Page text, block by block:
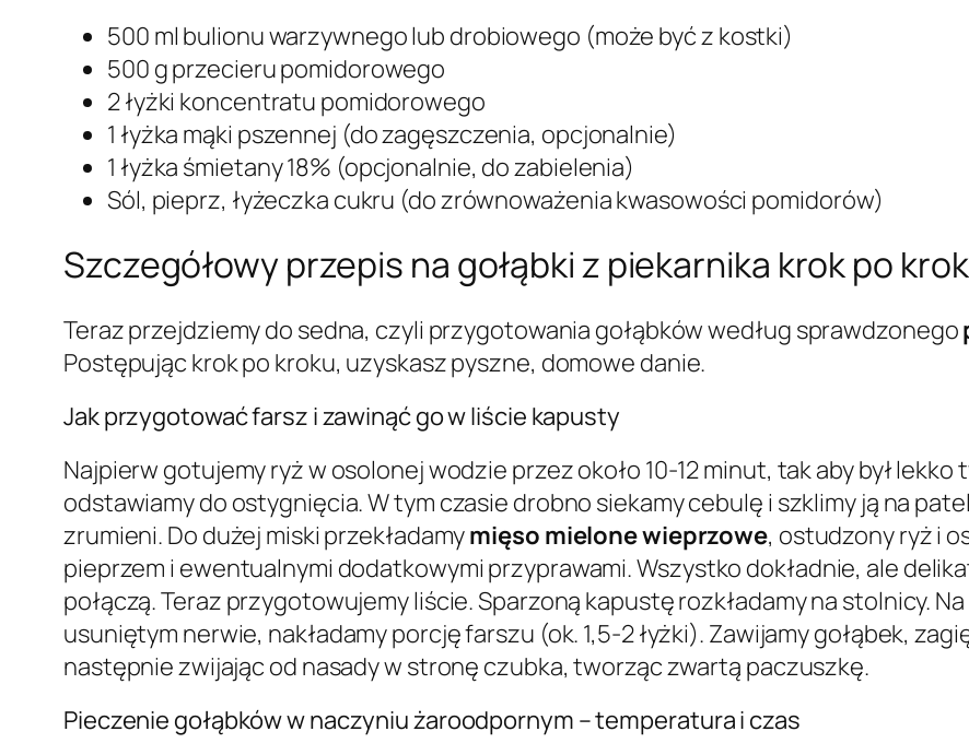
500 ml bulionu warzywnego lub drobiowego (może być z kostki)
500 g przecieru pomidorowego
2 łyżki koncentratu pomidorowego
1 łyżka mąki pszennej (do zagęszczenia, opcjonalnie)
1 łyżka śmietany 18% (opcjonalnie, do zabielenia)
Sól, pieprz, łyżeczka cukru (do zrównoważenia kwasowości pomidorów)
Szczegółowy przepis na gołąbki z piekarnika krok po
Teraz przejdziemy do sedna, czyli przygotowania gołąbków według sprawdzonego
Postępując krok po kroku, uzyskasz pyszne, domowe danie.
Jak przygotować farsz i zawinąć go w liście kapusty
Najpierw gotujemy ryż w osolonej wodzie przez około 10-12 minut, tak aby był
odstawiamy do ostygnięcia. W tym czasie drobno siekamy cebulę i szklimy ją na
zrumieni. Do dużej miski przekładamymięso mielone wieprzowe, ostudzony ryż i
pieprzem i ewentualnymi dodatkowymi przyprawami. Wszystko dokładnie, ale
połączą. Teraz przygotowujemy liście. Sparzoną kapustę rozkładamy na stolnicy.
usuniętym nerwie, nakładamy porcję farszu (ok. 1,5-2 łyżki). Zawijamy gołąbek,
następnie zwijając od nasady w stronę czubka, tworząc zwartą paczuszkę.
Pieczenie gołąbków w naczyniu żaroodpornym – temperatura i czas